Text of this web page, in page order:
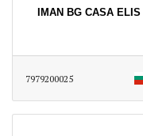
IMAN BG CASA ELIS
7979200025